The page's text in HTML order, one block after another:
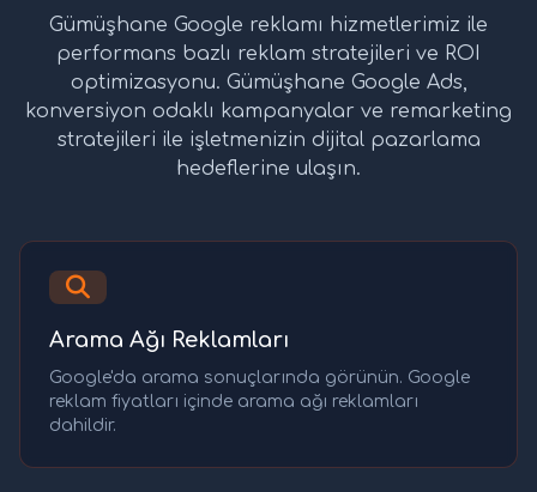
Gümüşhane Google reklamı hizmetlerimiz ile
performans bazlı reklam stratejileri ve ROI
optimizasyonu. Gümüşhane Google Ads,
konversiyon odaklı kampanyalar ve remarketing
stratejileri ile işletmenizin dijital pazarlama
hedeflerine ulaşın.
Arama Ağı Reklamları
Google'da arama sonuçlarında görünün. Google
reklam fiyatları içinde arama ağı reklamları
dahildir.